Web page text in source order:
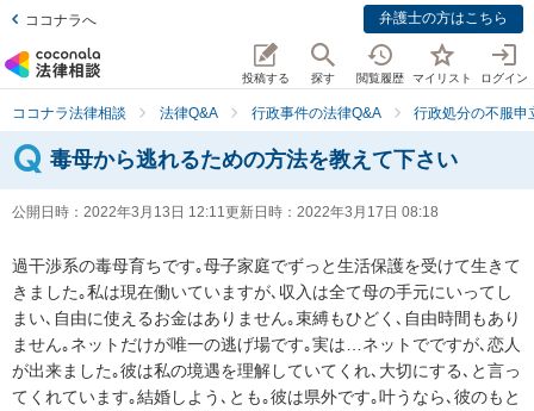
ココナラへ 弁護士の方はこちら
投稿する 探す 閲覧履歴 マイリスト ログイン
ココナラ法律相談 法律Q&A 行政事件の法律Q&A 行政処分の不服申
毒母から逃れるための方法を教えて下さい
公開日時： 2022年3月13日 12:11更新日時： 2022年3月17日 08:18
過干渉系の毒母育ちです｡母子家庭でずっと生活保護を受けて生きて
きました｡私は現在働いていますが､収入は全て母の手元にいってし
まい､自由に使えるお金はありません｡束縛もひどく､自由時間もあり
ません｡ネットだけが唯一の逃げ場です｡実は…ネットでですが､恋人
が出来ました｡彼は私の境遇を理解していてくれ､大切にする､と言っ
てくれています｡結婚しよう､とも｡彼は県外です｡叶うなら､彼のもと